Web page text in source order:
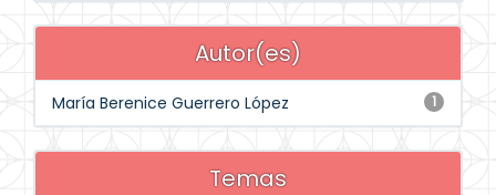
Autor(es)
1
María Berenice Guerrero López
Temas